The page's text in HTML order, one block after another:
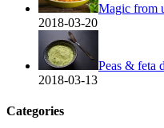
Magic from
2018-03-20
Peas & feta
2018-03-13
Categories